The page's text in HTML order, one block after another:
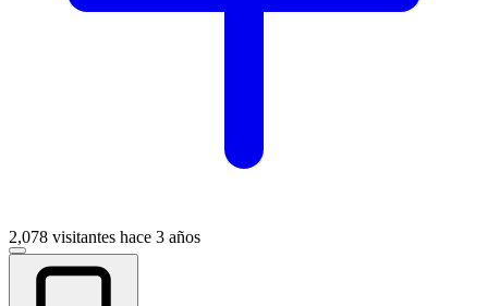
2,078 visitantes hace 3 años